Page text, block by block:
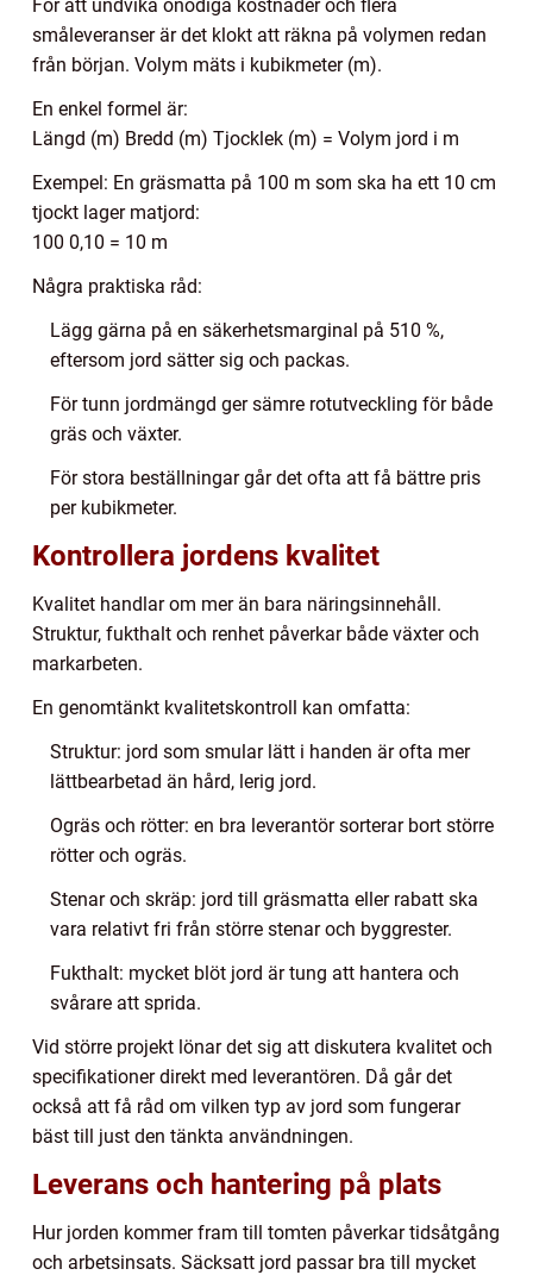
För att undvika onödiga kostnader och flera
småleveranser är det klokt att räkna på volymen redan
från början. Volym mäts i kubikmeter (m).
En enkel formel är:
Längd (m) Bredd (m) Tjocklek (m) = Volym jord i m
Exempel: En gräsmatta på 100 m som ska ha ett 10 cm
tjockt lager matjord:
100 0,10 = 10 m
Några praktiska råd:
Lägg gärna på en säkerhetsmarginal på 510 %,
eftersom jord sätter sig och packas.
För tunn jordmängd ger sämre rotutveckling för både
gräs och växter.
För stora beställningar går det ofta att få bättre pris
per kubikmeter.
Kontrollera jordens kvalitet
Kvalitet handlar om mer än bara näringsinnehåll.
Struktur, fukthalt och renhet påverkar både växter och
markarbeten.
En genomtänkt kvalitetskontroll kan omfatta:
Struktur: jord som smular lätt i handen är ofta mer
lättbearbetad än hård, lerig jord.
Ogräs och rötter: en bra leverantör sorterar bort större
rötter och ogräs.
Stenar och skräp: jord till gräsmatta eller rabatt ska
vara relativt fri från större stenar och byggrester.
Fukthalt: mycket blöt jord är tung att hantera och
svårare att sprida.
Vid större projekt lönar det sig att diskutera kvalitet och
specifikationer direkt med leverantören. Då går det
också att få råd om vilken typ av jord som fungerar
bäst till just den tänkta användningen.
Leverans och hantering på plats
Hur jorden kommer fram till tomten påverkar tidsåtgång
och arbetsinsats. Säcksatt jord passar bra till mycket